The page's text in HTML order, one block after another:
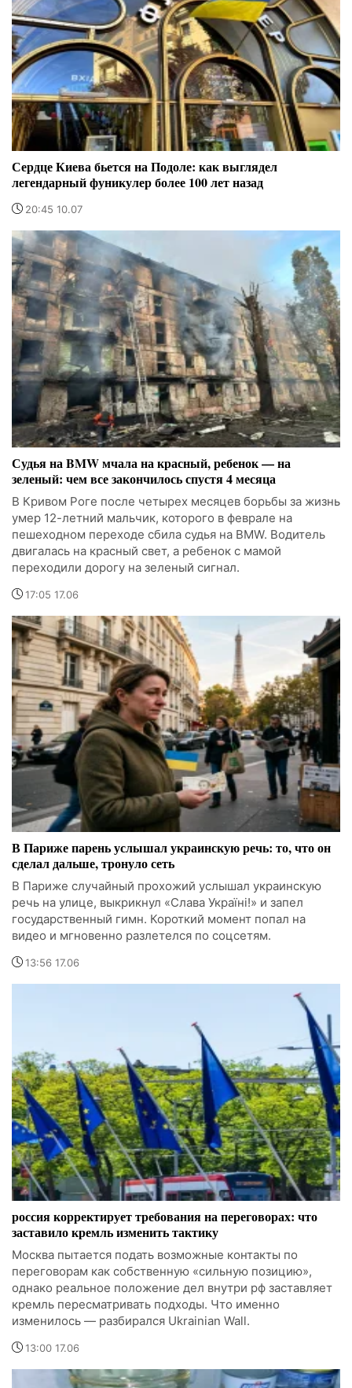
Сердце Киева бьется на Подоле: как выглядел
легендарный фуникулер более 100 лет назад
20:45 10.07
Судья на BMW мчала на красный, ребенок — на
зеленый: чем все закончилось спустя 4 месяца
В Кривом Роге после четырех месяцев борьбы за жизнь
умер 12-летний мальчик, которого в феврале на
пешеходном переходе сбила судья на BMW. Водитель
двигалась на красный свет, а ребенок с мамой
переходили дорогу на зеленый сигнал.
17:05 17.06
В Париже парень услышал украинскую речь: то, что он
сделал дальше, тронуло сеть
В Париже случайный прохожий услышал украинскую
речь на улице, выкрикнул «Слава Україні!» и запел
государственный гимн. Короткий момент попал на
видео и мгновенно разлетелся по соцсетям.
13:56 17.06
россия корректирует требования на переговорах: что
заставило кремль изменить тактику
Москва пытается подать возможные контакты по
переговорам как собственную «сильную позицию»,
однако реальное положение дел внутри рф заставляет
кремль пересматривать подходы. Что именно
изменилось — разбирался Ukrainian Wall.
13:00 17.06